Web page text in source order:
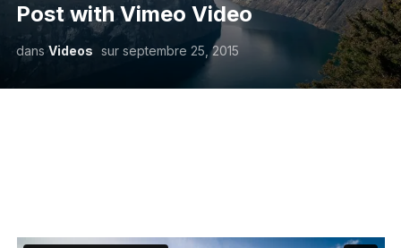
Post with Vimeo Video
dans Videos sur septembre 25, 2015